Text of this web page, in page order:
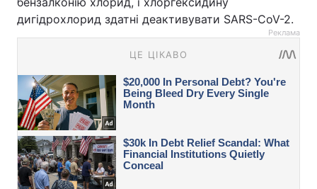
дигідрохлорид здатні деактивувати SARS-CoV-2.
Реклама